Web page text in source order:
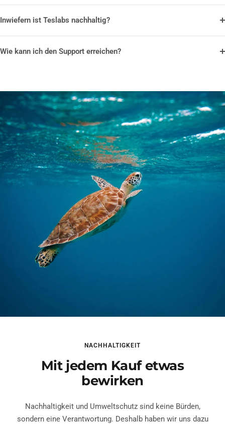
Inwiefern ist Teslabs nachhaltig?
Wie kann ich den Support erreichen?
NACHHALTIGKEIT
Mit jedem Kauf etwas
bewirken
Nachhaltigkeit und Umweltschutz sind keine Bürden,
sondern eine Verantwortung. Deshalb haben wir uns dazu